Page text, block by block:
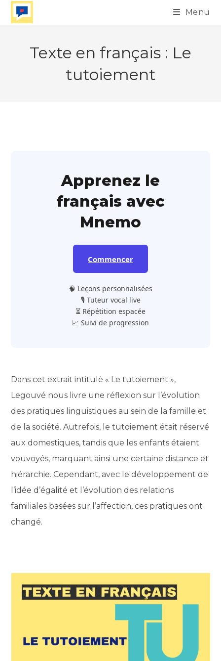
Skip
Menu
Texte en français : Le
tutoiement
Apprenez le
français avec
Mnemo
Commencer
🧠 Leçons personnalisées
🎙️ Tuteur vocal live
⏳ Répétition espacée
📈 Suivi de progression
Dans cet extrait intitulé « Le tutoiement »,
Legouvé nous livre une réflexion sur l’évolution
des pratiques linguistiques au sein de la famille et
de la société. Autrefois, le tutoiement était réservé
aux domestiques, tandis que les enfants étaient
vouvoyés, marquant ainsi une certaine distance et
hiérarchie. Cependant, avec le développement de
l’idée d’égalité et l’évolution des relations
familiales basées sur l’affection, ces pratiques ont
changé.